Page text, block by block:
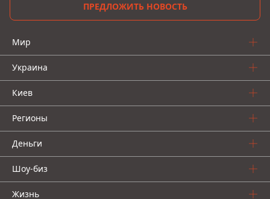
ПРЕДЛОЖИТЬ НОВОСТЬ
Мир
Украина
Киев
Регионы
Деньги
Шоу-биз
Жизнь